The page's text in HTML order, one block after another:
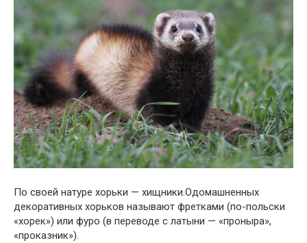
По своей натуре хорьки — хищники.Одомашненных
декоративных хорьков называют фретками (по-польски
«хорек») или фуро (в переводе с латыни — «проныра»,
«проказник»).